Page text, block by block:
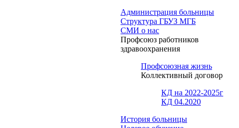
Администрация больницы
Структура ГБУЗ МГБ
СМИ о нас
Профсоюз работников
здравоохранения
Профсоюзная жизнь
Коллективный договор
КД на 2022-2025г
КД 04.2020
История больницы